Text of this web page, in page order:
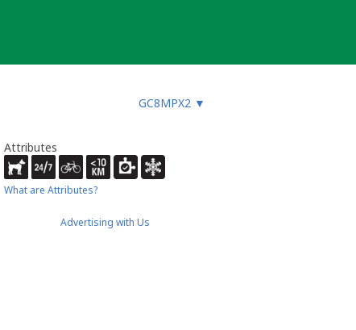
GC8MPX2 ▼
Attributes
What are Attributes?
Advertising with Us